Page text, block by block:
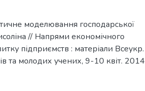
моделювання господарської
// Напрями економічного
підприємств : матеріали Всеукр.
та молодих учених, 9-10 квіт. 2014